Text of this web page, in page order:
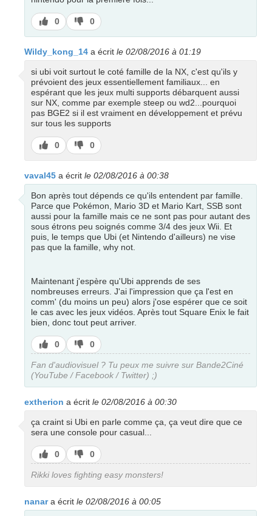
J’aime
0
J’aime
pas
0
Wildy_kong_14 a écrit le 02/08/2016 à 01:19
si ubi voit surtout le coté famille de la NX, c'est qu'ils y
prévoient des jeux essentiellement familiaux... en
espérant que les jeux multi supports débarquent aussi
sur NX, comme par exemple steep ou wd2...pourquoi
pas BGE2 si il est vraiment en développement et prévu
sur tous les supports
J’aime
0
J’aime
pas
0
vaval45 a écrit le 02/08/2016 à 00:38
Bon après tout dépends ce qu'ils entendent par famille.
Parce que Pokémon, Mario 3D et Mario Kart, SSB sont
aussi pour la famille mais ce ne sont pas pour autant des
sous étrons peu soignés comme 3/4 des jeux Wii. Et
puis, le temps que Ubi (et Nintendo d'ailleurs) ne vise
pas que la famille, why not.
Maintenant j'espère qu'Ubi apprends de ses
nombreuses erreurs. J'ai l'impression que ça l'est en
comm' (du moins un peu) alors j'ose espérer que ce soit
le cas avec les jeux vidéos. Après tout Square Enix le fait
bien, donc tout peut arriver.
J’aime
0
J’aime
pas
0
Fan d'audiovisuel ? Tu peux me suivre sur Bande2Ciné
(YouTube / Facebook / Twitter) ;)
extherion a écrit le 02/08/2016 à 00:30
ça craint si Ubi en parle comme ça, ça veut dire que ce
sera une console pour casual...
J’aime
0
J’aime
pas
0
Rikki loves fighting easy monsters!
nanara écrit le 02/08/2016 à 00:05